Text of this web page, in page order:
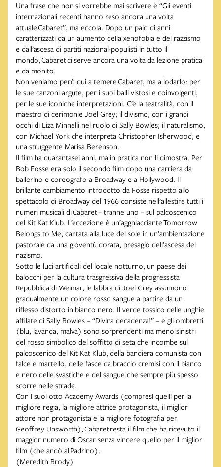
Una frase che non si vorrebbe mai scrivere è “Gli eventi
internazionali recenti hanno reso ancora una volta
attuale Cabaret”, ma eccola. Dopo un paio di anni
caratterizzati da un aumento della xenofobia e del razzismo
e dall’ascesa di partiti nazional-populisti in tutto il
mondo, Cabaret ci serve ancora una volta da lezione pratica
e da monito.
Non veniamo però qui a temere Cabaret, ma a lodarlo: per
le sue canzoni argute, per i suoi balli vistosi e coinvolgenti,
per le sue iconiche interpretazioni. C’è la teatralità, con il
maestro di cerimonie Joel Grey; il divismo, con i grandi
occhi di Liza Minnelli nel ruolo di Sally Bowles; il naturalismo,
con Michael York che interpreta Christopher Isherwood; e
una struggente Marisa Berenson.
Il film ha quarantasei anni, ma in pratica non li dimostra. Per
Bob Fosse era solo il secondo film dopo una carriera da
ballerino e coreografo a Broadway e a Hollywood. Il
brillante cambiamento introdotto da Fosse rispetto allo
spettacolo di Broadway del 1966 consiste nell’allestire tutti i
numeri musicali di Cabaret – tranne uno – sul palcoscenico
del Kit Kat Klub. L’eccezione è un’agghiacciante Tomorrow
Belongs to Me, cantata alla luce del sole in un’ambientazione
pastorale da una gioventù dorata, presagio dell’ascesa del
nazismo.
Sotto le luci artificiali del locale notturno, un paese dei
balocchi per la cultura trasgressiva della progressista
Repubblica di Weimar, le labbra di Joel Grey assumono
gradualmente un colore rosso sangue a partire da un
riflesso distorto in bianco nero. Il verde tossico delle unghie
affilate di Sally Bowles – “Divina decadenza!” – e gli ombretti
(blu, lavanda, malva) sono sorprendenti ma meno sinistri
del rosso simbolico del soffitto di seta che incombe sul
palcoscenico del Kit Kat Klub, della bandiera comunista con
falce e martello, delle fasce da braccio cremisi con il bianco
e nero delle svastiche e del sangue che sempre più spesso
scorre nelle strade.
Con i suoi otto Academy Awards (compresi quelli per la
migliore regia, la migliore attrice protagonista, il miglior
attore non protagonista e la migliore fotografia per
Geoffrey Unsworth), Cabaret resta il film che ha ricevuto il
maggior numero di Oscar senza vincere quello per il miglior
film (che andò al Padrino).
(Meredith Brody)